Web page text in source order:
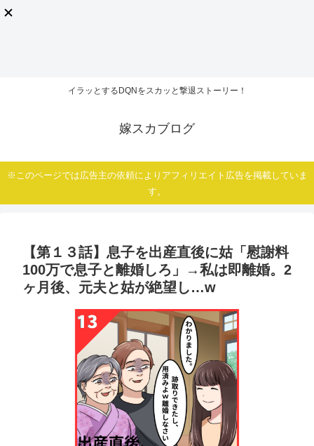
イラッとするDQNをスカッと撃退ストーリー！
嫁スカブログ
※このページでは広告主の依頼によりアフィリエイト広告を掲載していま
す。
【第１３話】息子を出産直後に姑「慰謝料
100万で息子と離婚しろ」→私は即離婚。2
ヶ月後、元夫と姑が絶望し…w